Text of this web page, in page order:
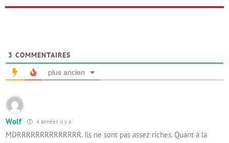
3 COMMENTAIRES
plus ancien
Wolf 4 années il y a
MDRRRRRRRRRRRRRR. Ils ne sont pas assez riches. Quant à la